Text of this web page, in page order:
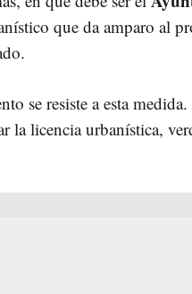
que da amparo al
se resiste a esta
la licencia urbanística,